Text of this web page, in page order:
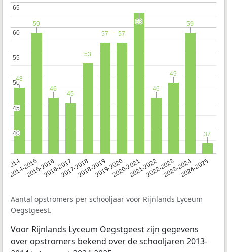
2014
2014-20152015-20162016-20172017-20182018-20192019-20202020-20212021-20222022-20232023-20242024-2025
40
40
45
45
50
50
55
55
60
60
65
65
48
48
59
59
46
46
45
45
53
53
57
57 57
57
63
63
46
46
49
49
59
59
37
37
Aantal opstromers per schooljaar voor Rijnlands Lyceum
Oegstgeest.
Voor Rijnlands Lyceum Oegstgeest zijn gegevens
over opstromers bekend over de schooljaren 2013-